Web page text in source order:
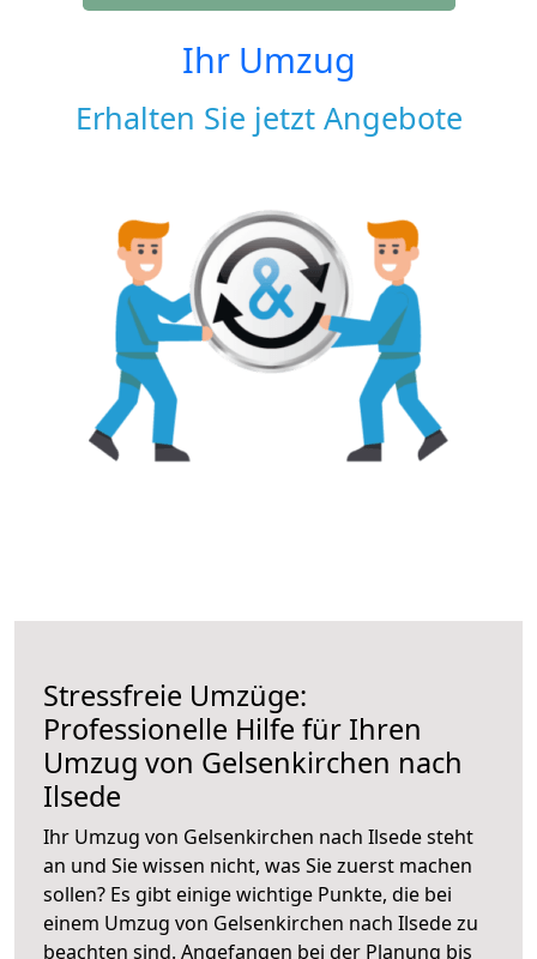
Ihr Umzug
Erhalten Sie jetzt Angebote
Stressfreie Umzüge:
Professionelle Hilfe für Ihren
Umzug von Gelsenkirchen nach
Ilsede
Ihr Umzug von Gelsenkirchen nach Ilsede steht
an und Sie wissen nicht, was Sie zuerst machen
sollen? Es gibt einige wichtige Punkte, die bei
einem Umzug von Gelsenkirchen nach Ilsede zu
beachten sind. Angefangen bei der Planung bis